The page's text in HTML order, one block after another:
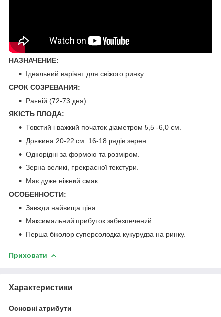
НАЗНАЧЕНИЕ:
Ідеальний варіант для свіжого ринку.
СРОК СОЗРЕВАНИЯ:
Ранній (72-73 дня).
ЯКІСТЬ ПЛОДА:
Товстий і важкий початок діаметром 5,5 -6,0 см.
Довжина 20-22 см. 16-18 рядів зерен.
Однорідні за формою та розміром.
Зерна великі, прекрасної текстури.
Має дуже ніжний смак.
ОСОБЕННОСТИ:
Завжди найвища ціна.
Максимальний прибуток забезпечений.
Перша біколор суперсолодка кукурудза на ринку.
Приховати
Характеристики
Основні атрибути